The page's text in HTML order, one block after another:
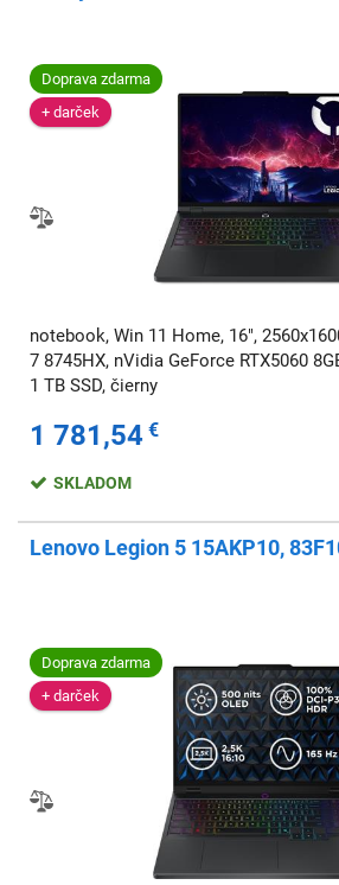
Doprava zdarma
+ darček
notebook, Win 11 Home, 16",
7 8745HX, nVidia GeForce RTX5060
1 TB SSD, čierny
1 781,54 €
SKLADOM
Lenovo Legion 5 15AKP10,
Doprava zdarma
+ darček